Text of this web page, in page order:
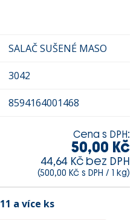
SALAČ SUŠENÉ MASO
3042
8594164001468
Cena s DPH:
50,00 Kč
44,64 Kč bez DPH
(500,00 Kč s DPH / 1 kg)
11 a více ks